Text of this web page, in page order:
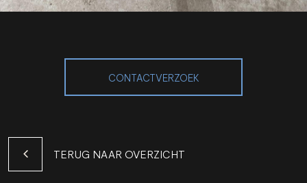
CONTACTVERZOEK
TERUG NAAR OVERZICHT